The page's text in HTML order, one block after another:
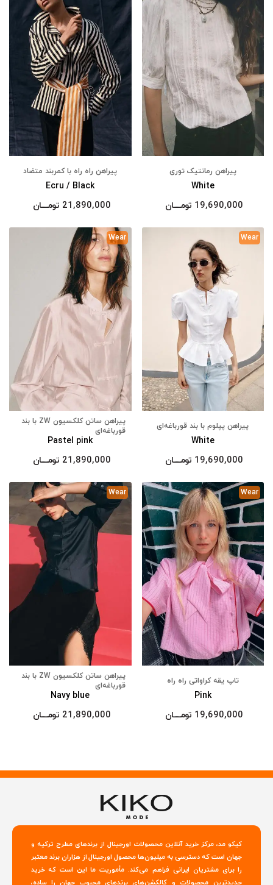
پیراهن رمانتیک توری
White
19,690,000 تومــــــان
پیراهن راه راه با کمربند متضاد
Ecru / Black
21,890,000 تومــــــان
Wear
پیراهن پپلوم با بند قورباغه‌ای
White
19,690,000 تومــــــان
Wear
پیراهن ساتن کلکسیون ZW با بند
قورباغه‌ای
Pastel pink
21,890,000 تومــــــان
Wear
تاپ یقه کراواتی راه راه
Pink
19,690,000 تومــــــان
Wear
پیراهن ساتن کلکسیون ZW با بند
قورباغه‌ای
Navy blue
21,890,000 تومــــــان
کیکو مد، مرکز خرید آنلاین محصولات اورجینال از برندهای مطرح ترکیه و
جهان است که دسترسی به میلیون‌ها محصول اورجینال از هزاران برند معتبر
را برای مشتریان ایرانی فراهم می‌کند. مأموریت ما این است که خرید
جدیدترین محصولات و کالکشن‌های برندهای محبوب جهان را ساده،